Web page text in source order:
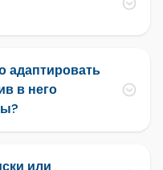
адаптировать
в него
или